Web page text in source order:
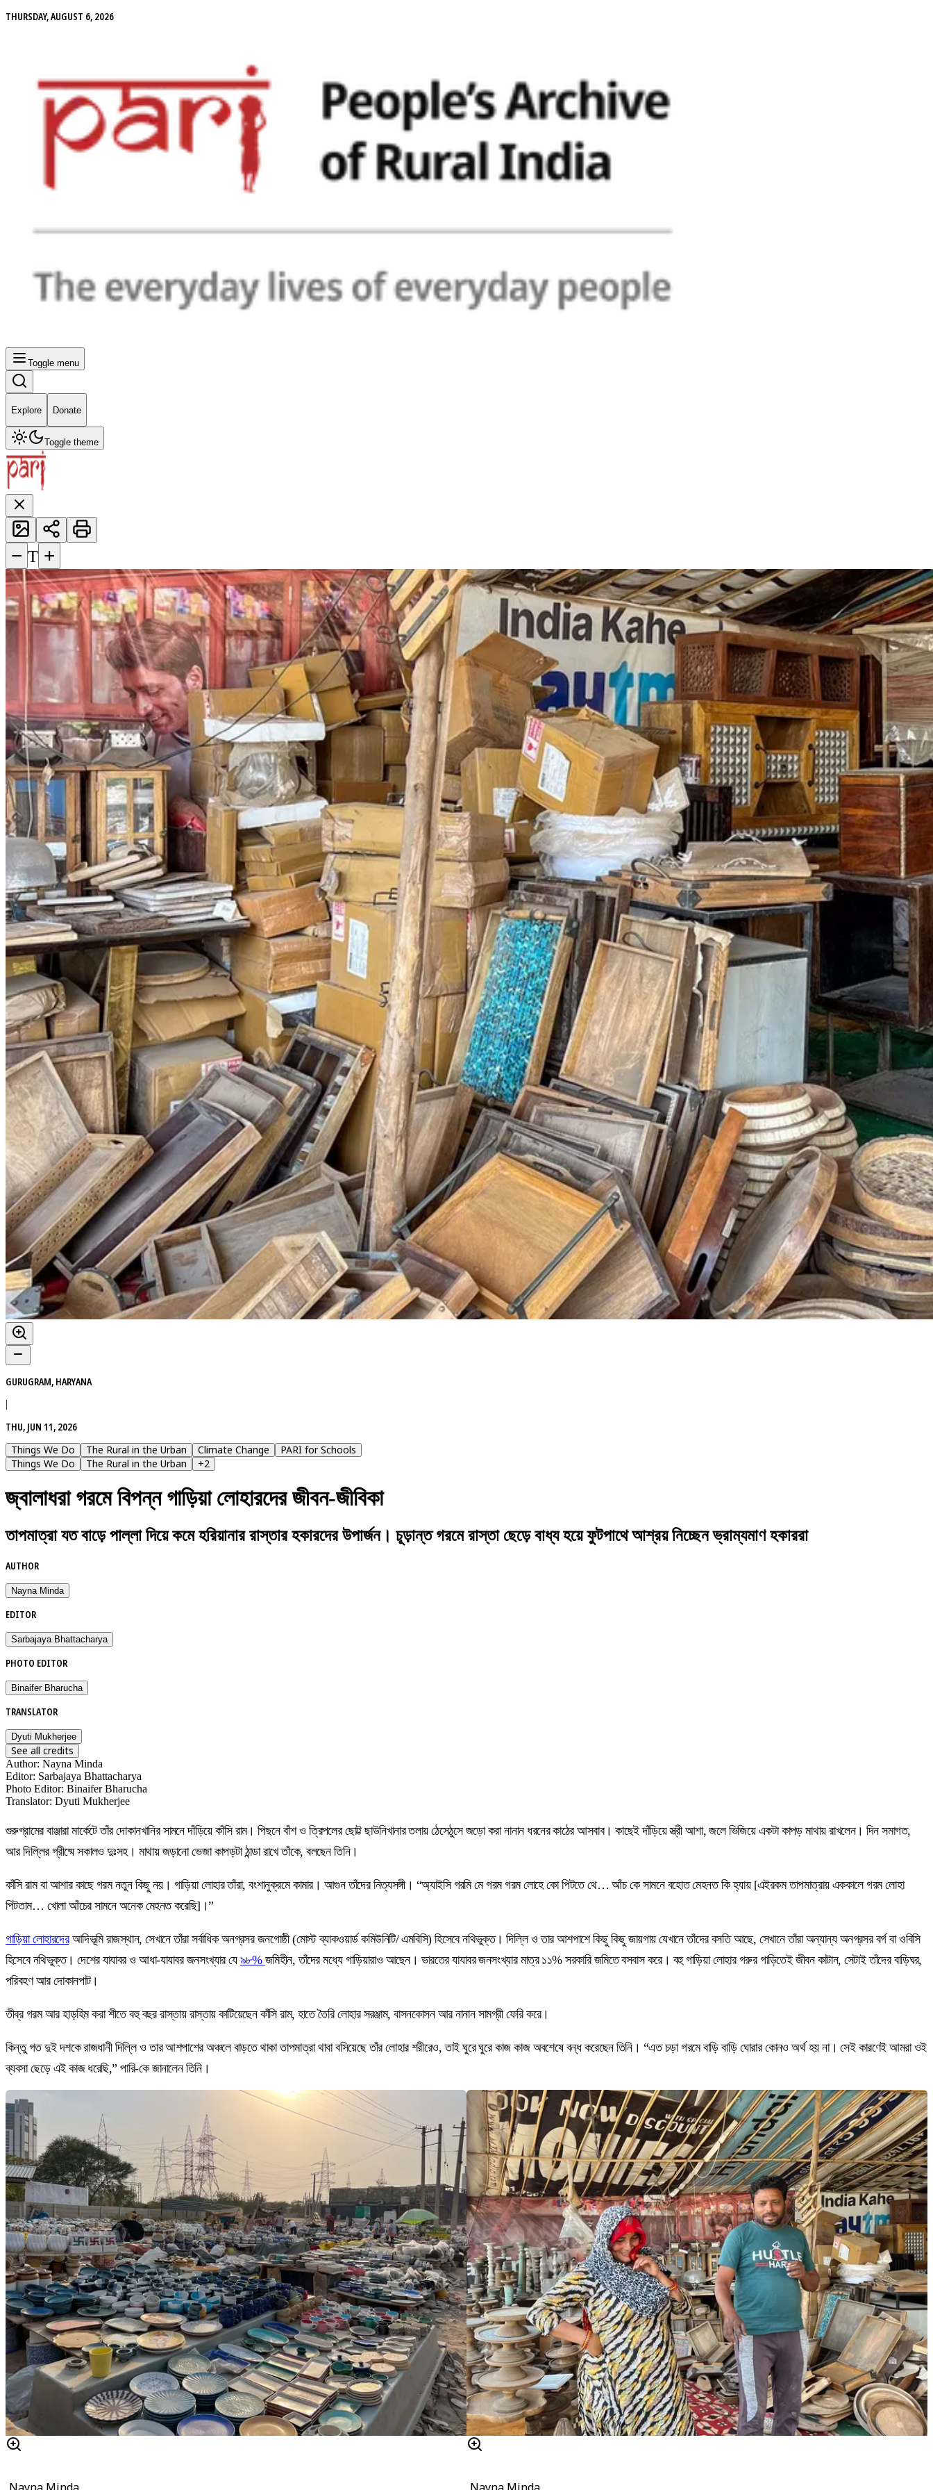
THURSDAY, AUGUST 6, 2026
Toggle menu
Explore Donate
Toggle theme
− T +
GURUGRAM, HARYANA
|
THU, JUN 11, 2026
Things We Do
The Rural in the Urban Climate Change
PARI for Schools
Things We Do
The Rural in the Urban +2
জ্বালাধরা গরমে বিপন্ন গাড়িয়া লোহারদের জীবন-জীবিকা
তাপমাত্রা যত বাড়ে পাল্লা দিয়ে কমে হরিয়ানার রাস্তার হকারদের উপার্জন। চূড়ান্ত গরমে রাস্তা ছেড়ে বাধ্য হয়ে ফুটপাথে আশ্রয় নিচ্ছেন ভ্রাম্যমাণ হকাররা
AUTHOR
Nayna Minda
EDITOR
Sarbajaya Bhattacharya
PHOTO EDITOR
Binaifer Bharucha
TRANSLATOR
Dyuti Mukherjee
See all credits
Author: Nayna Minda
Editor: Sarbajaya Bhattacharya
Photo Editor: Binaifer Bharucha
Translator: Dyuti Mukherjee
গুরুগ্রামের বাঞ্জারা মার্কেটে তাঁর দোকানখানির সামনে দাঁড়িয়ে কাঁসি রাম। পিছনে বাঁশ ও ত্রিপলের ছোট্ট ছাউনিখানার তলায় ঠেসেঠুসে জড়ো করা নানান ধরনের কাঠের আসবাব। কাছেই দাঁড়িয়ে স্ত্রী আশা, জলে ভিজিয়ে একটা কাপড় মাথায় রাখলেন। দিন সমাগত,
আর দিল্লির গ্রীষ্মে সকালও দুঃসহ। মাথায় জড়ানো ভেজা কাপড়টা ঠান্ডা রাখে তাঁকে, বলছেন তিনি।
কাঁসি রাম বা আশার কাছে গরম নতুন কিছু নয়। গাড়িয়া লোহার তাঁরা, বংশানুক্রমে কামার। আগুন তাঁদের নিত্যসঙ্গী। “অ্যাইসি গরমি মে গরম গরম লোহে কো পিটতে থে… আঁচ কে সামনে বহোত মেহনত কি হ্যায় [এইরকম তাপমাত্রায় এককালে গরম লোহা
পিটতাম… খোলা আঁচের সামনে অনেক মেহনত করেছি]।”
গাড়িয়া লোহারদেরআদিভূমি রাজস্থান, সেখানে তাঁরা সর্বাধিক অনগ্রসর জনগোষ্ঠী (মোস্ট ব্যাকওয়ার্ড কমিউনিটি/ এমবিসি) হিসেবে নথিভুক্ত। দিল্লি ও তার আশপাশে কিছু কিছু জায়গায় যেখানে তাঁদের বসতি আছে, সেখানে তাঁরা অন্যান্য অনগ্রসর বর্গ বা ওবিসি
হিসেবে নথিভুক্ত। দেশের যাযাবর ও আধা-যাযাবর জনসংখ্যার যে ৯৮% জমিহীন, তাঁদের মধ্যে গাড়িয়ারাও আছেন। ভারতের যাযাবর জনসংখ্যার মাত্র ১১% সরকারি জমিতে বসবাস করে। বহু গাড়িয়া লোহার গরুর গাড়িতেই জীবন কাটান, সেটাই তাঁদের বাড়িঘর,
পরিবহণ আর দোকানপাট।
তীব্র গরম আর হাড়হিম করা শীতে বহু বছর রাস্তায় রাস্তায় কাটিয়েছেন কাঁসি রাম, হাতে তৈরি লোহার সরঞ্জাম, বাসনকোসন আর নানান সামগ্রী ফেরি করে।
কিন্তু গত দুই দশকে রাজধানী দিল্লি ও তার আশপাশের অঞ্চলে বাড়তে থাকা তাপমাত্রা থাবা বসিয়েছে তাঁর লোহার শরীরেও, তাই ঘুরে ঘুরে কাজ কাজ অবশেষে বন্ধ করেছেন তিনি। “এত চড়া গরমে বাড়ি বাড়ি ঘোরার কোনও অর্থ হয় না। সেই কারণেই আমরা ওই
ব্যবসা ছেড়ে এই কাজ ধরেছি,” পারি-কে জানালেন তিনি।